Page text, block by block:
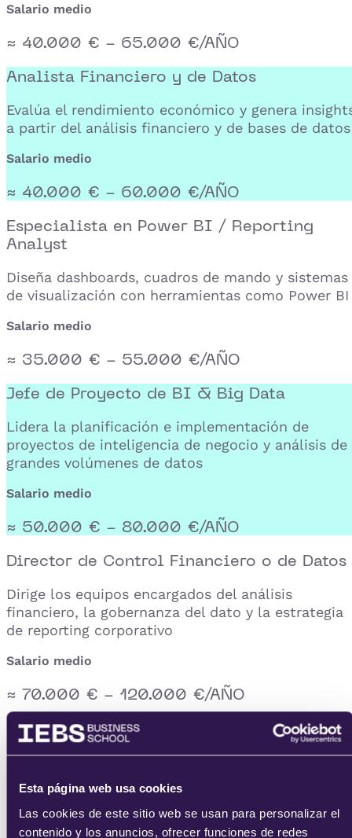
Esta página web usa cookies
Las cookies de este sitio web se usan para personalizar el
contenido y los anuncios, ofrecer funciones de redes
Salario medio
≈ 40.000 € - 65.000 €/AÑO
Analista Financiero y de Datos
Evalúa el rendimiento económico y genera
a partir del análisis financiero y de bases de datos
Salario medio
≈ 40.000 € - 60.000 €/AÑO
Especialista en Power BI / Reporting
Analyst
Diseña dashboards, cuadros de mando y sistemas
de visualización con herramientas como Power BI
Salario medio
≈ 35.000 € - 55.000 €/AÑO
Jefe de Proyecto de BI & Big Data
Lidera la planificación e implementación de
proyectos de inteligencia de negocio y análisis de
grandes volúmenes de datos
Salario medio
≈ 50.000 € - 80.000 €/AÑO
Director de Control Financiero o de Datos
Dirige los equipos encargados del análisis
financiero, la gobernanza del dato y la estrategia
de reporting corporativo
Salario medio
≈ 70.000 € - 120.000 €/AÑO
· Certificaciones ·
certificaciones que importan
El máster te alinea con los estándares